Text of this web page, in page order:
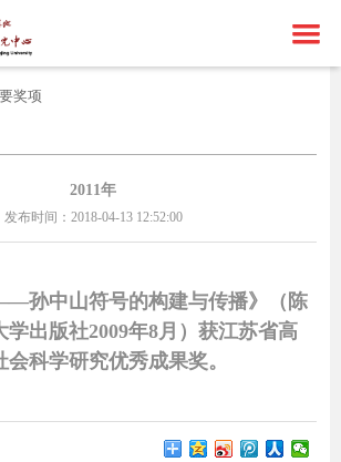
奖项
2011年
发布时间：2018-04-13 12:52:00
孙中山符号的构建与传播》（陈
学出版社2009年8月）获江苏省高
科学研究优秀成果奖。